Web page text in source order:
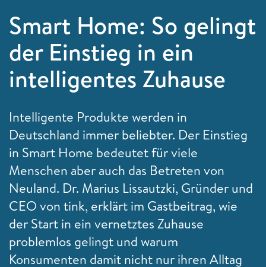
Smart Home: So gelingt
der Einstieg in ein
intelligentes Zuhause
Intelligente Produkte werden in
Deutschland immer beliebter. Der Einstieg
in Smart Home bedeutet für viele
Menschen aber auch das Betreten von
Neuland. Dr. Marius Lissautzki, Gründer und
CEO von tink, erklärt im Gastbeitrag, wie
der Start in ein vernetztes Zuhause
problemlos gelingt und warum
Konsumenten damit nicht nur ihren Alltag